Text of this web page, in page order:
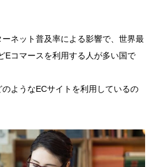
ネット普及率による影響で、世界最
Eコマースを利用する人が多い国で
ようなECサイトを利用しているの